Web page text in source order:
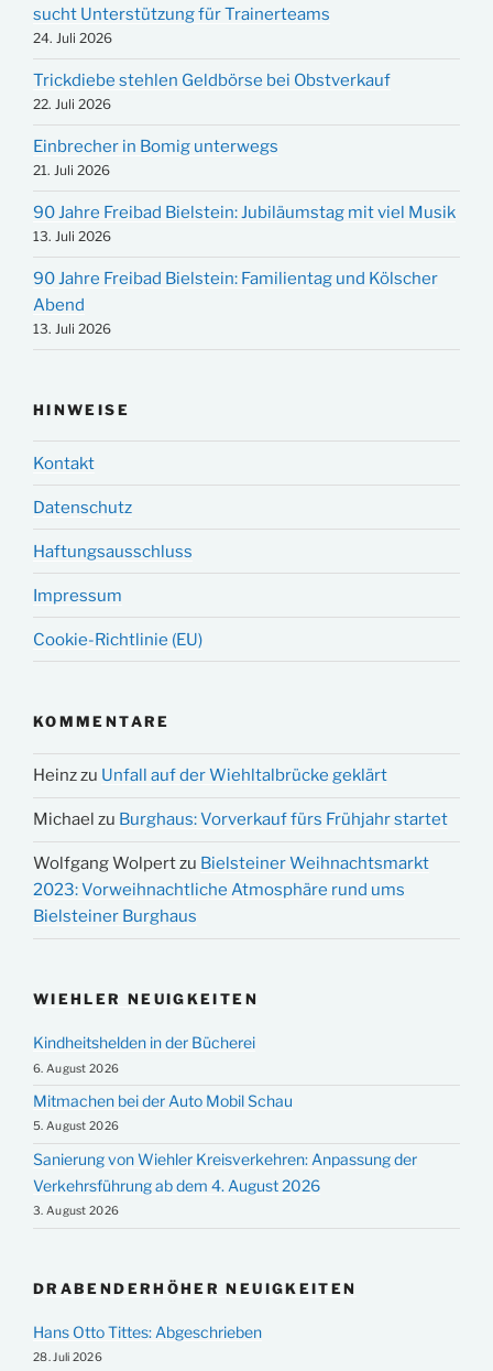
sucht Unterstützung für Trainerteams
24. Juli 2026
Trickdiebe stehlen Geldbörse bei Obstverkauf
22. Juli 2026
Einbrecher in Bomig unterwegs
21. Juli 2026
90 Jahre Freibad Bielstein: Jubiläumstag mit viel Musik
13. Juli 2026
90 Jahre Freibad Bielstein: Familientag und Kölscher
Abend
13. Juli 2026
HINWEISE
Kontakt
Datenschutz
Haftungsausschluss
Impressum
Cookie-Richtlinie (EU)
KOMMENTARE
Heinzzu Unfall auf der Wiehltalbrücke geklärt
Michael zu Burghaus: Vorverkauf fürs Frühjahr startet
Wolfgang Wolpertzu Bielsteiner Weihnachtsmarkt
2023: Vorweihnachtliche Atmosphäre rund ums
Bielsteiner Burghaus
WIEHLER NEUIGKEITEN
Kindheitshelden in der Bücherei
6. August 2026
Mitmachen bei der Auto Mobil Schau
5. August 2026
Sanierung von Wiehler Kreisverkehren: Anpassung der
Verkehrsführung ab dem 4. August 2026
3. August 2026
DRABENDERHÖHER NEUIGKEITEN
Hans Otto Tittes: Abgeschrieben
28. Juli 2026